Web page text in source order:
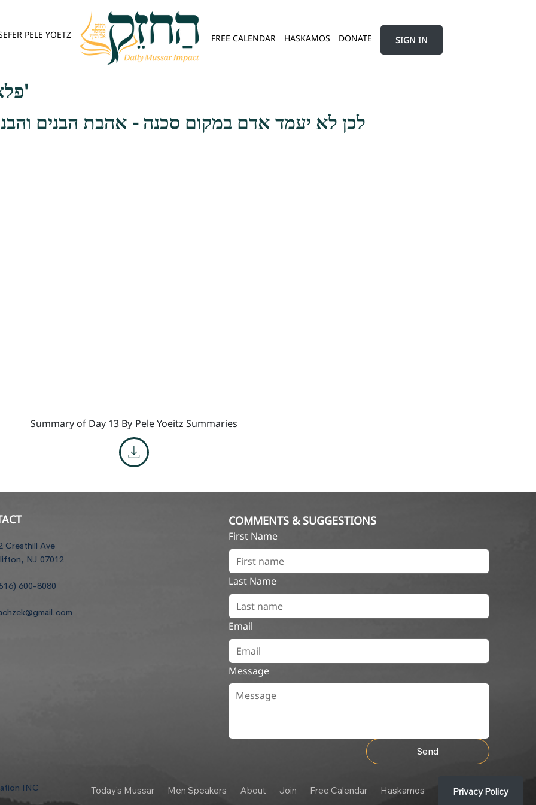
PELE YOETZ FREE CALENDAR HASKAMOS DONATE SIGN IN
פלא יועץ - אות א'
לכן לא יעמד אדם במקום סכנה - אהבת הבנים
Summary of Day 13 By Pele Yoeitz Summaries
Cresthill Ave
NJ 07012
600-8080
COMMENTS & SUGGESTIONS
First Name
Last Name
Email
Message
Send
INC Today's Mussar Men Speakers About Join Free Calendar Haskamos Privacy Policy